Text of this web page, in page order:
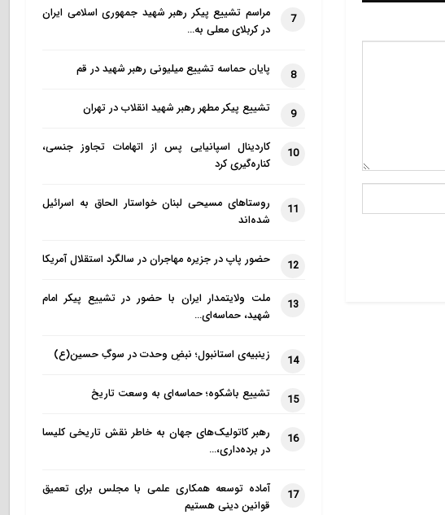
7
مراسم تشییع پیکر رهبر شهید جمهوری اسلامی ایران
در کربلای معلی به…
8 پایان حماسه تشییع میلیونی رهبر شهید در قم
9 تشییع پیکر مطهر رهبر شهید انقلاب در تهران
10
کاردینال اسپانیایی پس از اتهامات تجاوز جنسی،
کناره‌گیری کرد
11
روستاهای مسیحی لبنان خواستار الحاق به اسرائیل
شده‌اند
12 حضور پاپ در جزیره مهاجران در سالگرد استقلال آمریکا
13
ملت ولایتمدار ایران با حضور در تشییع پیکر امام
شهید، حماسه‌ای…
14 زینبیه‌ی استانبول؛ نبضِ وحدت در سوگِ حسین(ع)
15 تشییع باشکوه؛ حماسه‌ای به وسعت تاریخ
16
رهبر کاتولیک‌های جهان به خاطر نقش تاریخی کلیسا
در برده‌داری،…
17
آماده توسعه همکاری علمی با مجلس برای تعمیق
قوانین دینی هستیم